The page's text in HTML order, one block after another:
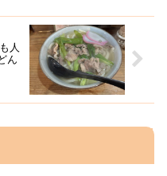
人
ん